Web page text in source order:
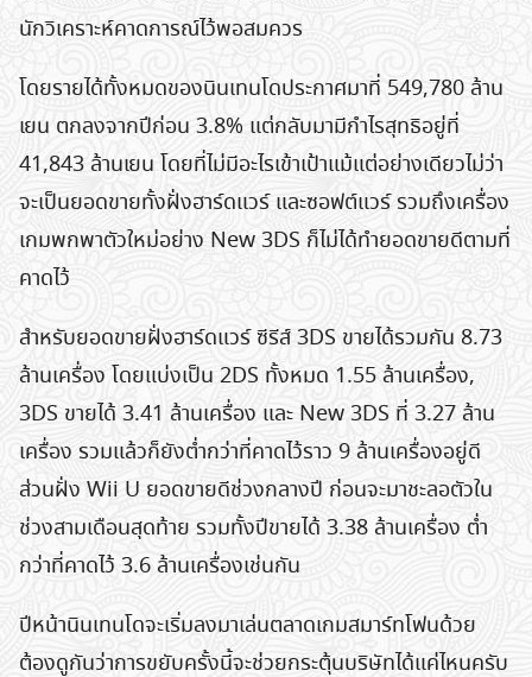
นักวิเคราะห์คาดการณ์ไว้พอสมควร
โดยรายได้ทั้งหมดของนินเทนโดประกาศมาที่ 549,780 ล้าน
เยน ตกลงจากปีก่อน 3.8% แต่กลับมามีกำไรสุทธิอยู่ที่
41,843 ล้านเยน โดยที่ไม่มีอะไรเข้าเป้าแม้แต่อย่างเดียวไม่ว่า
จะเป็นยอดขายทั้งฝั่งฮาร์ดแวร์ และซอฟต์แวร์ รวมถึงเครื่อง
เกมพกพาตัวใหม่อย่าง New 3DS ก็ไม่ได้ทำยอดขายดีตามที่
คาดไว้
สำหรับยอดขายฝั่งฮาร์ดแวร์ ซีรีส์ 3DS ขายได้รวมกัน 8.73
ล้านเครื่อง โดยแบ่งเป็น 2DS ทั้งหมด 1.55 ล้านเครื่อง,
3DS ขายได้ 3.41 ล้านเครื่อง และ New 3DS ที่ 3.27 ล้าน
เครื่อง รวมแล้วก็ยังต่ำกว่าที่คาดไว้ราว 9 ล้านเครื่องอยู่ดี
ส่วนฝั่ง Wii U ยอดขายดีช่วงกลางปี ก่อนจะมาชะลอตัวใน
ช่วงสามเดือนสุดท้าย รวมทั้งปีขายได้ 3.38 ล้านเครื่อง ต่ำ
กว่าที่คาดไว้ 3.6 ล้านเครื่องเช่นกัน
ปีหน้านินเทนโดจะเริ่มลงมาเล่นตลาดเกมสมาร์ทโฟนด้วย
ต้องดูกันว่าการขยับครั้งนี้จะช่วยกระตุ้นบริษัทได้แค่ไหนครับ